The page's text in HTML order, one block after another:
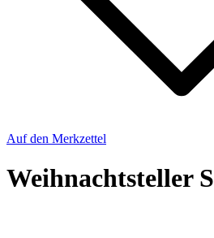
Auf den Merkzettel
Weihnachtsteller